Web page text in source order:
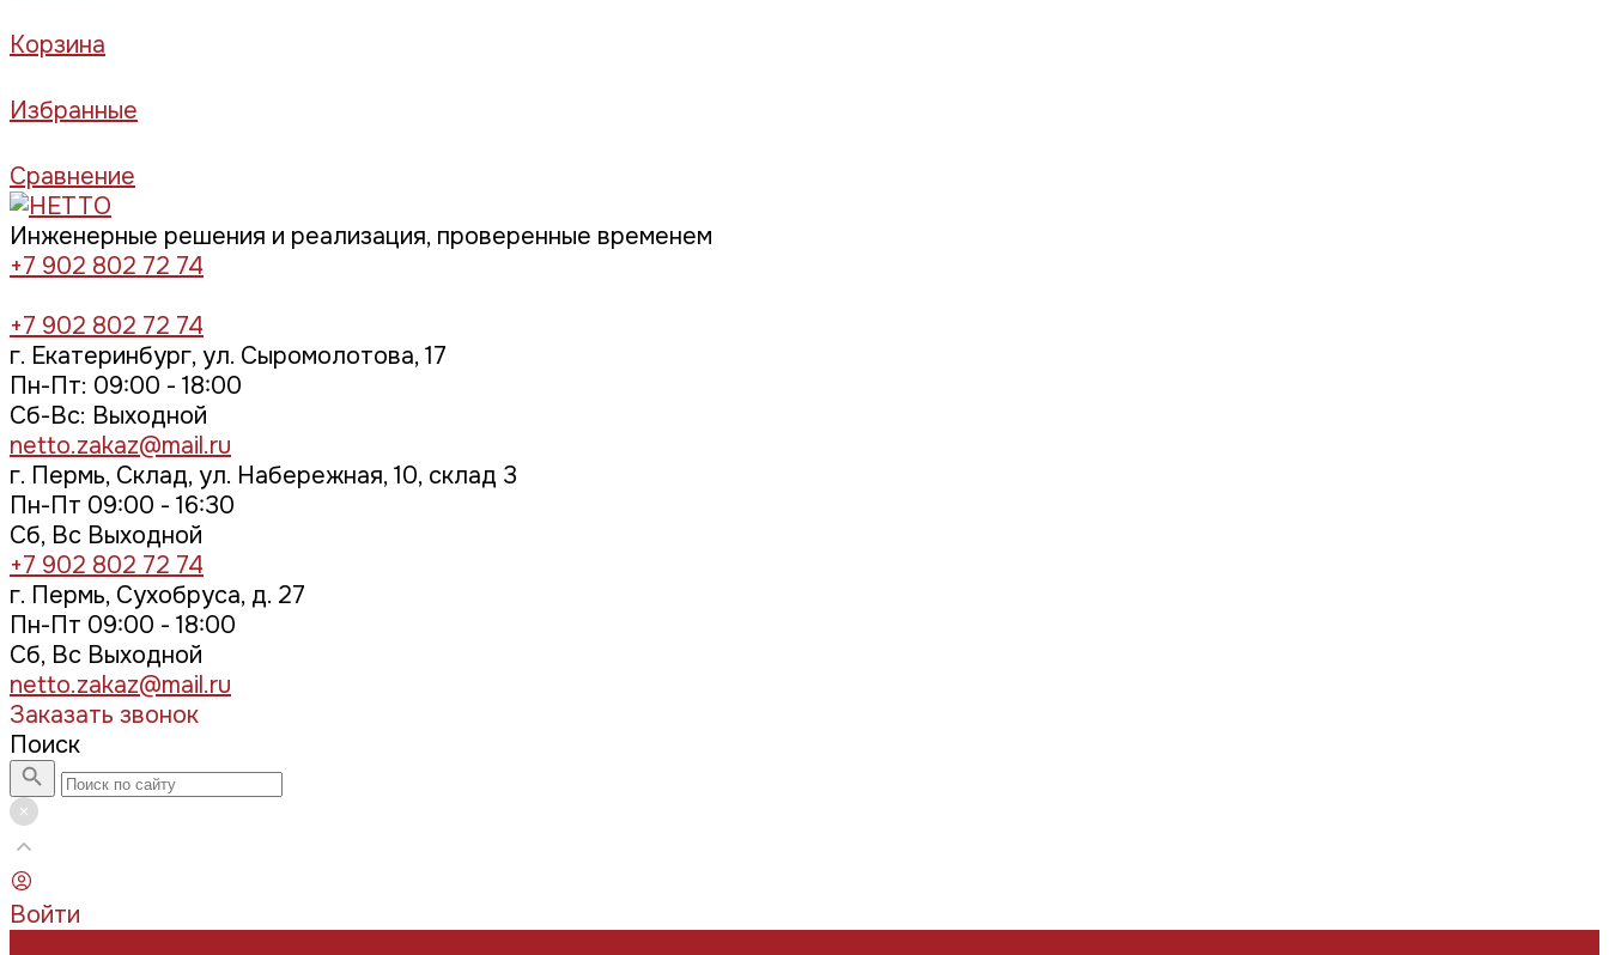
Корзина
Избранные
Сравнение
Инженерные решения и реализация, проверенные временем
+7 902 802 72 74
+7 902 802 72 74
г. Екатеринбург, ул. Сыромолотова, 17
Пн-Пт: 09:00 - 18:00
Cб-Вс: Выходной
netto.zakaz@mail.ru
г. Пермь, Склад, ул. Набережная, 10, склад 3
Пн-Пт 09:00 - 16:30
Сб, Вс Выходной
+7 902 802 72 74
г. Пермь, Сухобруса, д. 27
Пн-Пт 09:00 - 18:00
Сб, Вс Выходной
netto.zakaz@mail.ru
Заказать звонок
Поиск
Войти